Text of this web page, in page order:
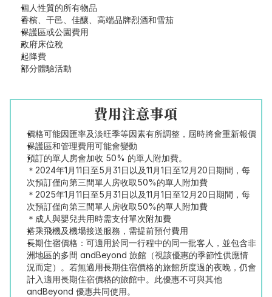
個人性質的所有物品
香檳、干邑、佳釀、高端品牌烈酒和雪茄
保護區或公園費用
政府床位稅
起降費
部分體驗活動
費用注意事項
價格可能因匯率及淡旺季等因素有所調整，屆時將會重新報價
保護區和管理費用可能會變動
預訂的單人房會加收 50% 的單人附加費。
＊2024年1月11日至5月31日以及11月1日至12月20日期間，每
次預訂僅向第三間單人房收取50%的單人附加費
＊2025年1月11日至5月31日以及11月1日至12月20日期間，每
次預訂僅向第三間單人房收取50%的單人附加費
＊成人與嬰兒共用時需支付單次附加費
搭乘飛機及機場接送服務，需提前預付費用
長期住宿價格：可適用於同一行程中的同一批客人，並包含非
洲地區的多間 andBeyond 旅館（視該優惠的季節性供應情
況而定）。若無適用長期住宿價格的旅館所度過的夜晚，仍會
計入適用長期住宿價格的旅館中。此優惠不可與其他
andBeyond 優惠共同使用。